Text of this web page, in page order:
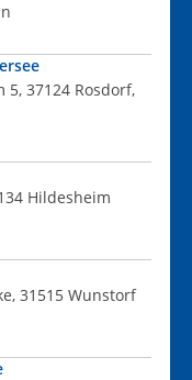
5, 37124 Rosdorf,
Hildesheim
31515 Wunstorf